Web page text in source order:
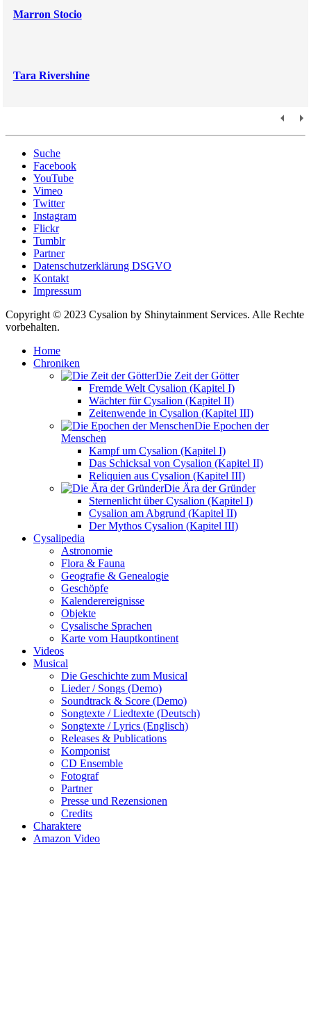
Marron Stocio
Tara Rivershine
Suche
Facebook
YouTube
Vimeo
Twitter
Instagram
Flickr
Tumblr
Partner
Datenschutzerklärung DSGVO
Kontakt
Impressum
Copyright © 2023 Cysalion by Shinytainment Services. Alle Rechte
vorbehalten.
Home
Chroniken
Die Zeit der Götter
Fremde Welt Cysalion (Kapitel I)
Wächter für Cysalion (Kapitel II)
Zeitenwende in Cysalion (Kapitel III)
Die Epochen der
Menschen
Kampf um Cysalion (Kapitel I)
Das Schicksal von Cysalion (Kapitel II)
Reliquien aus Cysalion (Kapitel III)
Die Ära der Gründer
Sternenlicht über Cysalion (Kapitel I)
Cysalion am Abgrund (Kapitel II)
Der Mythos Cysalion (Kapitel III)
Cysalipedia
Astronomie
Flora & Fauna
Geografie & Genealogie
Geschöpfe
Kalenderereignisse
Objekte
Cysalische Sprachen
Karte vom Hauptkontinent
Videos
Musical
Die Geschichte zum Musical
Lieder / Songs (Demo)
Soundtrack & Score (Demo)
Songtexte / Liedtexte (Deutsch)
Songtexte / Lyrics (Englisch)
Releases & Publications
Komponist
CD Ensemble
Fotograf
Partner
Presse und Rezensionen
Credits
Charaktere
Amazon Video